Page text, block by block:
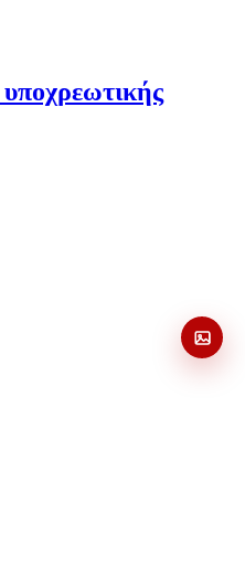
υποχρεωτικής